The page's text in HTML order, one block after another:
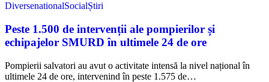
DiversenationalSocialȘtiri
Peste 1.500 de intervenții ale pompierilor și
echipajelor SMURD în ultimele 24 de ore
Pompierii salvatori au avut o activitate intensă la nivel național în
ultimele 24 de ore, intervenind în peste 1.575 de…